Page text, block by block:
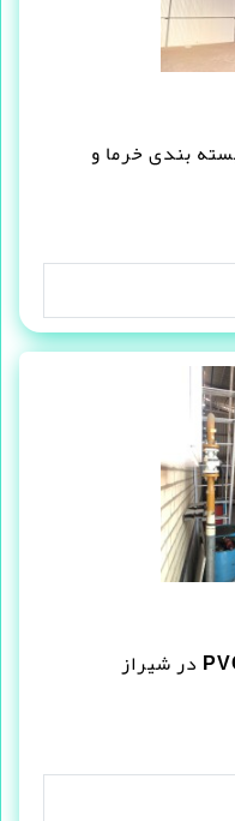
بندی خرما و